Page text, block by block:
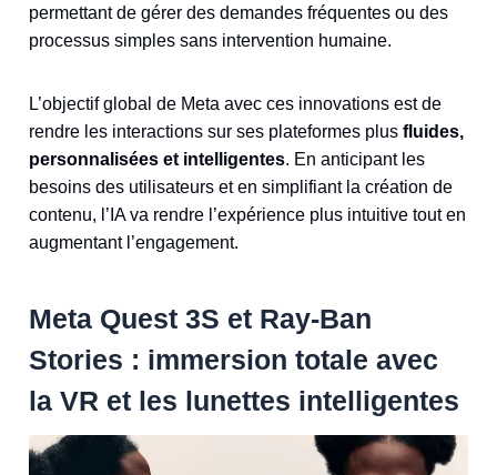
permettant de gérer des demandes fréquentes ou des
processus simples sans intervention humaine.
L’objectif global de Meta avec ces innovations est de
rendre les interactions sur ses plateformes plus fluides,
personnalisées et intelligentes. En anticipant les
besoins des utilisateurs et en simplifiant la création de
contenu, l’IA va rendre l’expérience plus intuitive tout en
augmentant l’engagement.
Meta Quest 3S et Ray-Ban
Stories : immersion totale avec
la VR et les lunettes intelligentes